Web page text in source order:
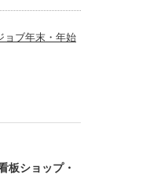
ブ年末・年始
板ショップ・